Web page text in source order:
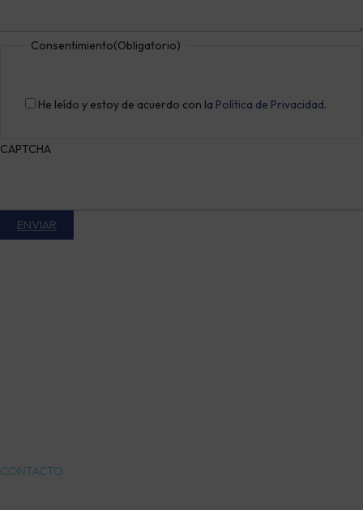
Consentimiento(Obligatorio)
He leído y estoy de acuerdo con la Política de Privacidad.
CAPTCHA
CONTACTO